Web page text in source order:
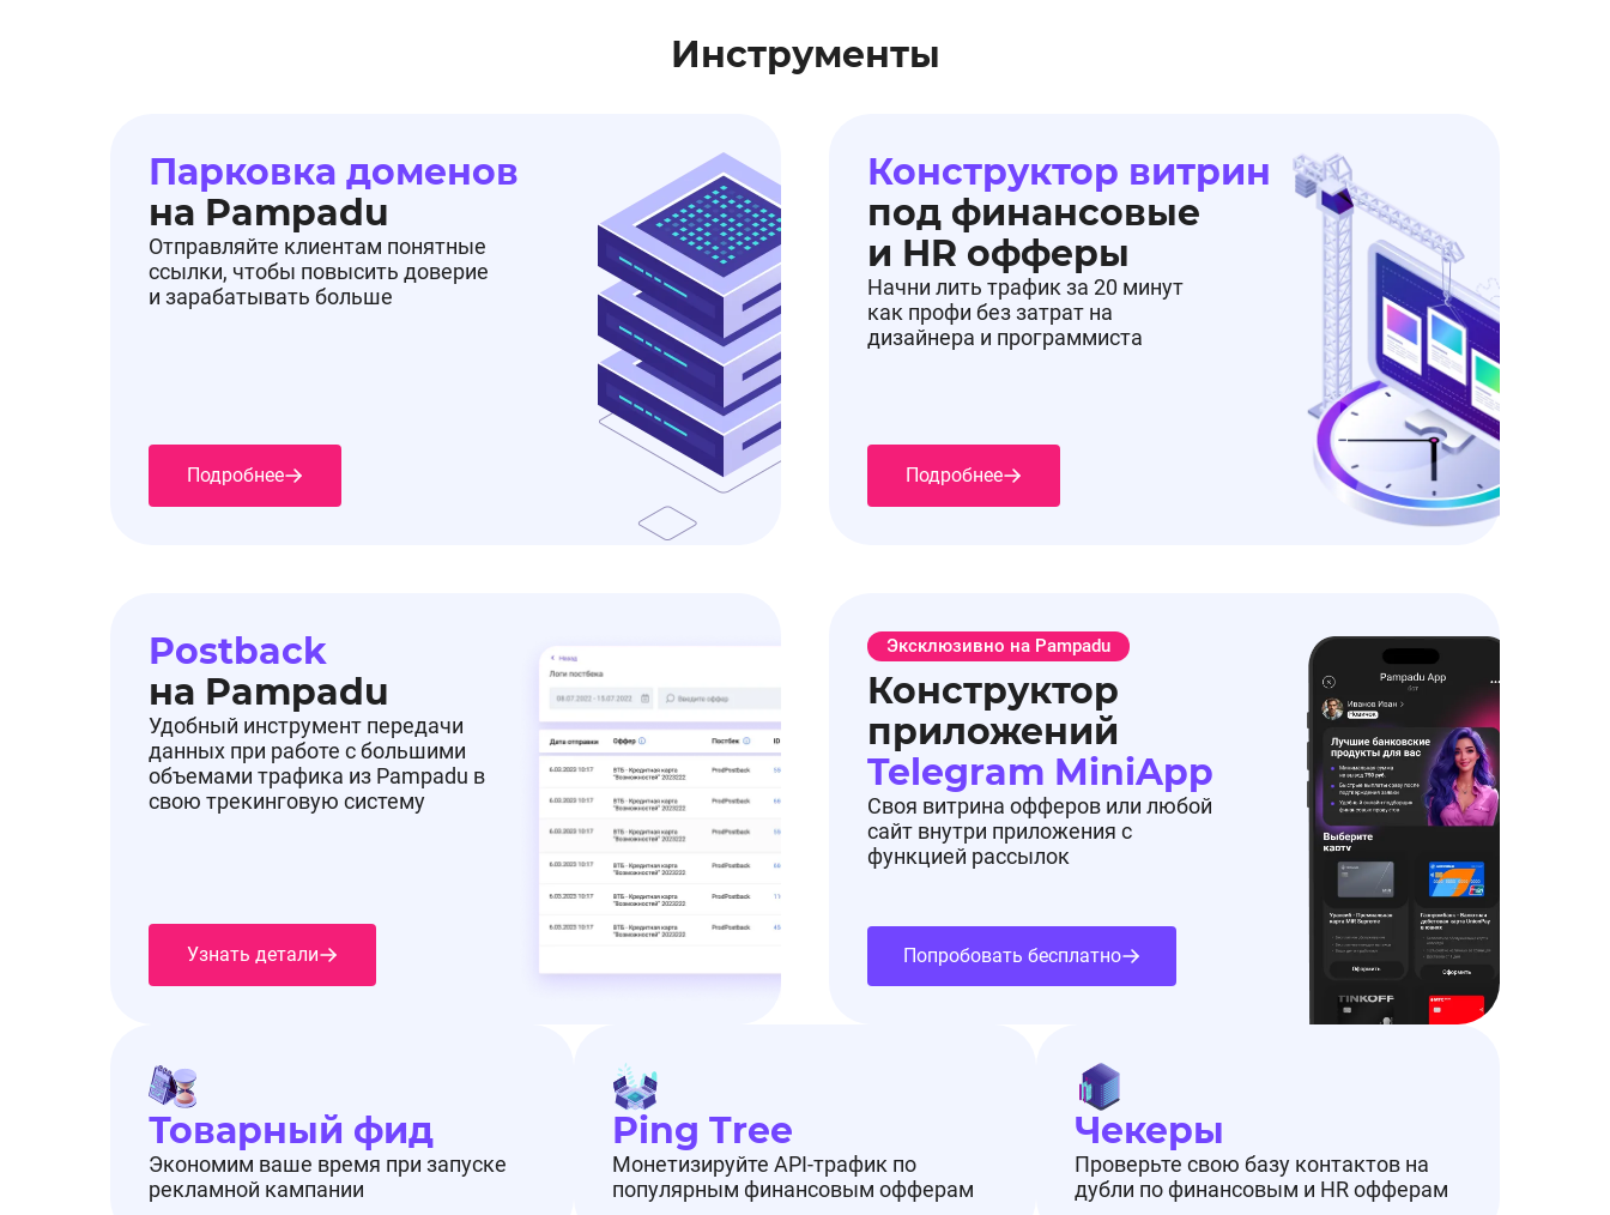
Инструменты
Парковка доменов
на Pampadu
Отправляйте клиентам понятные
ссылки, чтобы повысить доверие
и зарабатывать больше
Подробнее
Конструктор витрин
под финансовые
и HR офферы
Начни лить трафик за 20 минут
как профи без затрат на
дизайнера и программиста
Подробнее
Postback
на Pampadu
Удобный инструмент передачи
данных при работе с большими
объемами трафика из Pampadu в
свою трекинговую систему
Узнать детали
Эксклюзивно на Pampadu
Конструктор
приложений
Telegram MiniApp
Своя витрина офферов или любой
сайт внутри приложения с
функцией рассылок
Попробовать бесплатно
Товарный фид
Экономим ваше время при запуске
рекламной кампании
Ping Tree
Монетизируйте API-трафик по
популярным финансовым офферам
Чекеры
Проверьте свою базу контактов на
дубли по финансовым и HR офферам